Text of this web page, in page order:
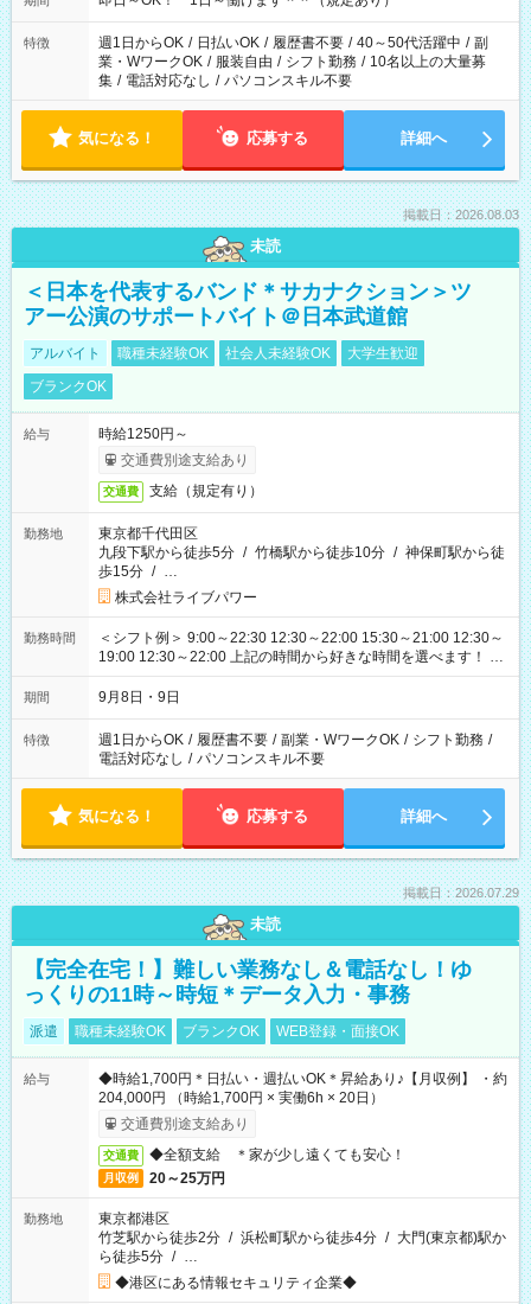
特徴 週1日からOK / 日払いOK / 履歴書不要 / 40～50代活躍中 / 副
業・WワークOK / 服装自由 / シフト勤務 / 10名以上の大量募
集 / 電話対応なし / パソコンスキル不要
気になる！ 応募する 詳細へ
掲載日：2026.08.03
未読
＜日本を代表するバンド＊サカナクション＞ツ
アー公演のサポートバイト＠日本武道館
アルバイト 職種未経験OK 社会人未経験OK
大学生歓迎
ブランクOK
給与
時給1250円～
交通費別途支給あり
交通費 支給（規定有り）
勤務地
東京都千代田区
九段下駅から徒歩5分 / 竹橋駅から徒歩10分 / 神保町駅から徒
歩15分 / …
株式会社ライブパワー
勤務時間
＜シフト例＞ 9:00～22:30 12:30～22:00 15:30～21:00 12:30～
19:00 12:30～22:00 上記の時間から好きな時間を選べます！ ※
時間は変更となる可能性があります
期間 9月8日・9日
特徴 週1日からOK / 履歴書不要 / 副業・WワークOK / シフト勤務 /
電話対応なし / パソコンスキル不要
気になる！ 応募する 詳細へ
掲載日：2026.07.29
未読
【完全在宅！】難しい業務なし＆電話なし！ゆ
っくりの11時～時短＊データ入力・事務
派遣 職種未経験OK ブランクOK WEB登録・面接OK
給与
◆時給1,700円＊日払い・週払いOK＊昇給あり♪【月収例】 ・約
204,000円 （時給1,700円 × 実働6h × 20日）
交通費別途支給あり
交通費 ◆全額支給 ＊家が少し遠くても安心！
月収例 20～25万円
勤務地
東京都港区
竹芝駅から徒歩2分 / 浜松町駅から徒歩4分 / 大門(東京都)駅か
ら徒歩5分 / …
◆港区にある情報セキュリティ企業◆